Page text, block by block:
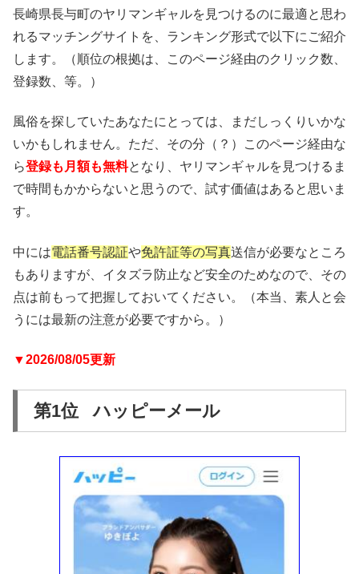
長崎県長与町のヤリマンギャルを見つけるのに最適と思わ
れるマッチングサイトを、ランキング形式で以下にご紹介
します。（順位の根拠は、このページ経由のクリック数、
登録数、等。）
風俗を探していたあなたにとっては、まだしっくりいかな
いかもしれません。ただ、その分（？）このページ経由な
ら登録も月額も無料となり、ヤリマンギャルを見つけるま
で時間もかからないと思うので、試す価値はあると思いま
す。
中には電話番号認証や免許証等の写真送信が必要なところ
もありますが、イタズラ防止など安全のためなので、その
点は前もって把握しておいてください。（本当、素人と会
うには最新の注意が必要ですから。）
▼2026/08/05更新
第1位 ハッピーメール